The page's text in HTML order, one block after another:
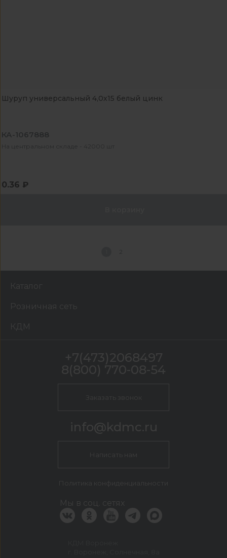
Шуруп универсальный 4,0х15 белый цинк
КА-1067888
На центральном складе - 42000 шт
0.36 ₽
2
Каталог
Розничная сеть
КДМ
+7(473)2068497
8(800) 770-08-54
Заказать звонок
info@kdmc.ru
Написать нам
Политика конфиденциальности
Мы в соц. сетях